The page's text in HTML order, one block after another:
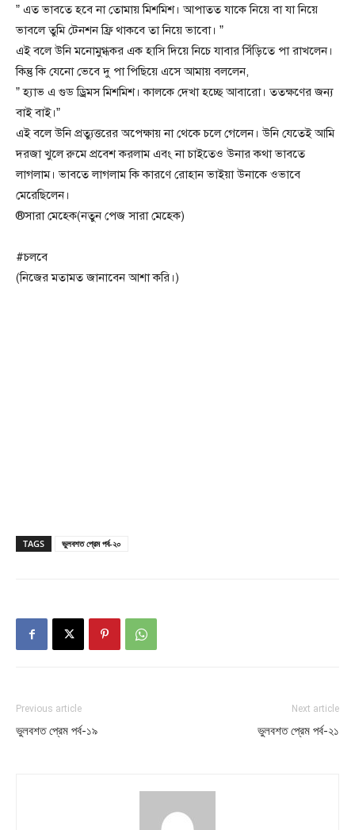
” এত ভাবতে হবে না তোমায় মিশমিশ। আপাতত যাকে নিয়ে বা যা নিয়ে
ভাবলে তুমি টেনশন ফ্রি থাকবে তা নিয়ে ভাবো। ”
এই বলে উনি মনোমুগ্ধকর এক হাসি দিয়ে নিচে যাবার সিঁড়িতে পা রাখলেন।
কিন্তু কি যেনো ভেবে দু পা পিছিয়ে এসে আমায় বললেন,
” হ্যাভ এ গুড ড্রিমস মিশমিশ। কালকে দেখা হচ্ছে আবারো। ততক্ষণের জন্য
বাই বাই।”
এই বলে উনি প্রত্যুত্তরের অপেক্ষায় না থেকে চলে গেলেন। উনি যেতেই আমি
দরজা খুলে রুমে প্রবেশ করলাম এবং না চাইতেও উনার কথা ভাবতে
লাগলাম। ভাবতে লাগলাম কি কারণে রোহান ভাইয়া উনাকে ওভাবে
মেরেছিলেন।
®সারা মেহেক(নতুন পেজ সারা মেহেক)
#চলবে
(নিজের মতামত জানাবেন আশা করি।)
TAGS ভুলবশত প্রেম পর্ব-২০
Previous article
ভুলবশত প্রেম পর্ব-১৯
Next article
ভুলবশত প্রেম পর্ব-২১